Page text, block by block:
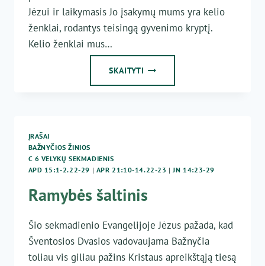
Jėzui ir laikymasis Jo įsakymų mums yra kelio
ženklai, rodantys teisingą gyvenimo kryptį.
Kelio ženklai mus…
SKAITYTI TAIKA
ĮRAŠAI
BAŽNYČIOS ŽINIOS
C 6 VELYKŲ SEKMADIENIS
APD 15:1-2.22-29 | APR 21:10-14.22-23 |JN 14:23-29
Ramybės šaltinis
Šio sekmadienio Evangelijoje Jėzus pažada, kad
Šventosios Dvasios vadovaujama Bažnyčia
toliau vis giliau pažins Kristaus apreikštąją tiesą